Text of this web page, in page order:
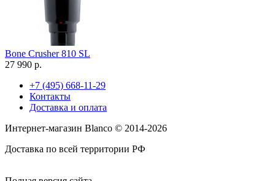
Bone Crusher 810 SL
27 990 р.
+7 (495) 668-11-29
Контакты
Доставка и оплата
Интернет-магазин Blanco © 2014-2026
Доставка по всей территории РФ